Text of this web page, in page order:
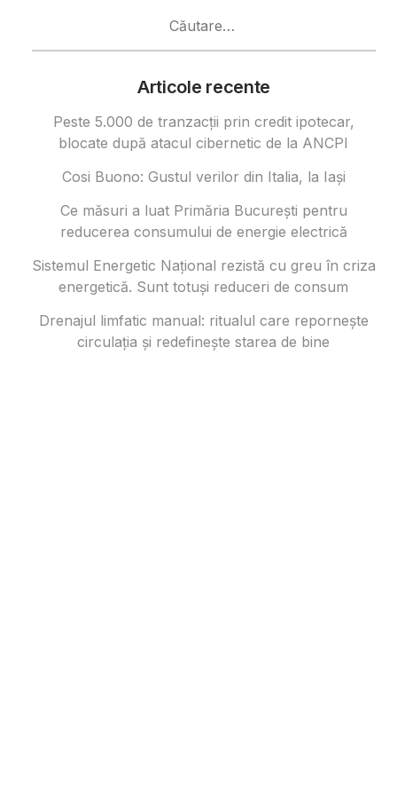
Articole recente
Peste 5.000 de tranzacții prin credit ipotecar,
blocate după atacul cibernetic de la ANCPI
Cosi Buono: Gustul verilor din Italia, la Iași
Ce măsuri a luat Primăria București pentru
reducerea consumului de energie electrică
Sistemul Energetic Național rezistă cu greu în criza
energetică. Sunt totuși reduceri de consum
Drenajul limfatic manual: ritualul care repornește
circulația și redefinește starea de bine